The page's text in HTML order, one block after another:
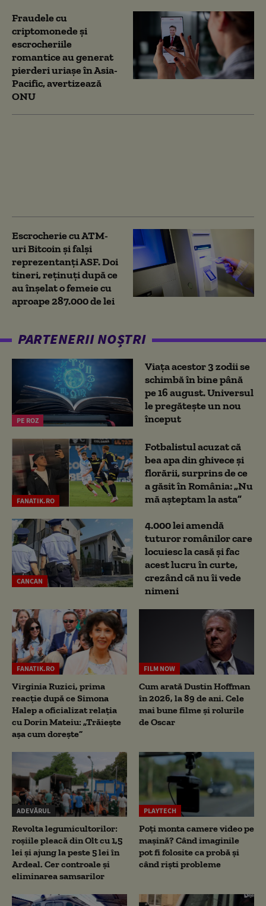
Fraudele cu
criptomonede și
escrocheriile
romantice au generat
pierderi uriașe în Asia-
Pacific, avertizează
ONU
Escrocherie cu ATM-
uri Bitcoin și falși
reprezentanți ASF. Doi
tineri, reținuți după ce
au înșelat o femeie cu
aproape 287.000 de lei
PARTENERII NOȘTRI
PE ROZ
Viața acestor 3 zodii se
schimbă în bine până
pe 16 august. Universul
le pregătește un nou
început
FANATIK.RO
Fotbalistul acuzat că
bea apa din ghivece și
florării, surprins de ce
a găsit în România: „Nu
mă așteptam la asta”
CANCAN
4.000 lei amendă
tuturor românilor care
locuiesc la casă și fac
acest lucru în curte,
crezând că nu îi vede
nimeni
FANATIK.RO
Virginia Ruzici, prima
reacție după ce Simona
Halep a oficializat relația
cu Dorin Mateiu: „Trăiește
așa cum dorește”
FILM NOW
Cum arată Dustin Hoffman
în 2026, la 89 de ani. Cele
mai bune filme și rolurile
de Oscar
ADEVĂRUL
Revolta legumicultorilor:
roșiile pleacă din Olt cu 1,5
lei și ajung la peste 5 lei în
Ardeal. Cer controale și
eliminarea samsarilor
PLAYTECH
Poți monta camere video pe
mașină? Când imaginile
pot fi folosite ca probă și
când riști probleme